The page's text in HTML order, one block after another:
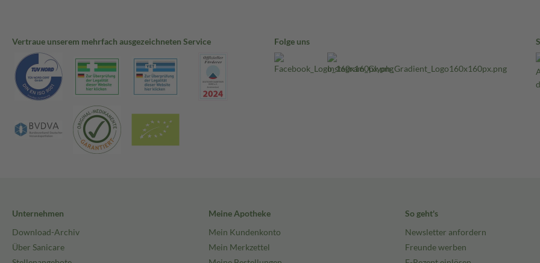
Vertraue unserem mehrfach ausgezeichneten Service Folge uns
Unternehmen
Download-Archiv
Über Sanicare
Meine Apotheke
Mein Kundenkonto
Mein Merkzettel
So geht's
Newsletter anfordern
Freunde werben